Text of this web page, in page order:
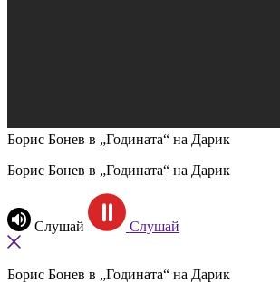
Борис Бонев в „Годината“ на Дарик
Борис Бонев в „Годината“ на Дарик
Слушай Слушай
Борис Бонев в „Годината“ на Дарик